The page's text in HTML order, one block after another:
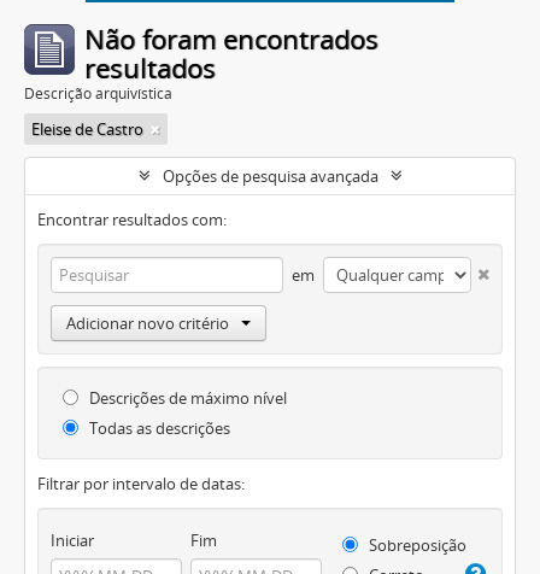
Não foram encontrados
resultados
Descrição arquivística
Eleise de Castro
Opções de pesquisa avançada
Encontrar resultados com:
em
Adicionar novo critério
Descrições de máximo nível
Todas as descrições
Filtrar por intervalo de datas:
Iniciar Fim
Sobreposição